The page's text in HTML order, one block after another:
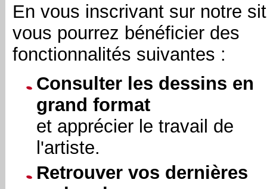
En vous inscrivant sur notre
vous pourrez bénéficier des
fonctionnalités suivantes :
Consulter les dessins en
grand format
et apprécier le travail de
l'artiste.
Retrouver vos dernières